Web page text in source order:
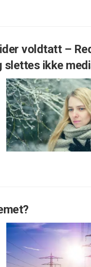
voldtatt –
slettes ikke